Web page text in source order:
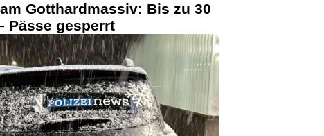
Gotthardmassiv: Bis zu 30
Pässe gesperrt